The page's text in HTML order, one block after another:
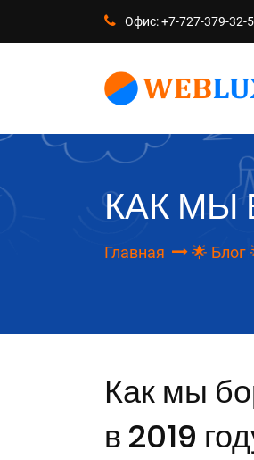
Офис: +7-727-379-32-
КАК МЫ
Главная 🌟 Блог
Как мы
в 2019